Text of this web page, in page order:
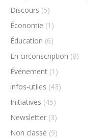
Discours (5)
Économie (1)
Éducation (6)
En circonscription (8)
Événement (1)
infos-utiles (43)
Initiatives (45)
Newsletter (3)
Non classé (9)